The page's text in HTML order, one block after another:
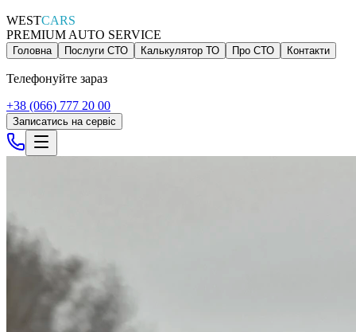
WESTCARS
PREMIUM AUTO SERVICE
Головна Послуги СТО Калькулятор ТО Про СТО Контакти
Телефонуйте зараз
+38 (066) 777 20 00
Записатись на сервіс